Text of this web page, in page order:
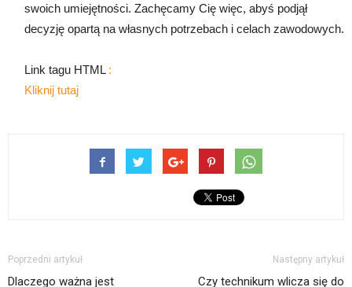
swoich umiejętności. Zachęcamy Cię więc, abyś podjął
decyzję opartą na własnych potrzebach i celach zawodowych.
Link tagu HTML :
Kliknij tutaj
Poprzedni artykuł
Dlaczego ważna jest
Następny artykuł
Czy technikum wlicza się do